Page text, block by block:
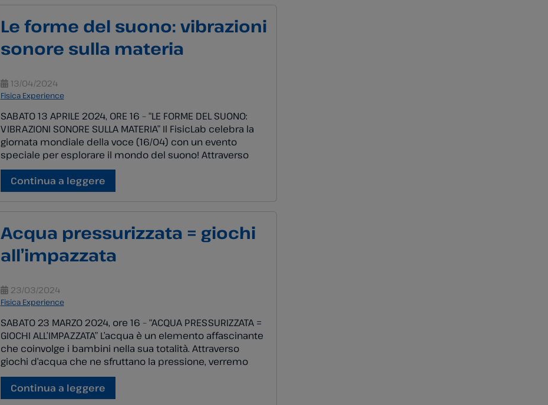
Le forme del suono: vibrazioni
sonore sulla materia
13/04/2024
Fisica Experience
SABATO 13 APRILE 2024, ORE 16 – “LE FORME DEL SUONO:
VIBRAZIONI SONORE SULLA MATERIA” Il FisicLab celebra la
giornata mondiale della voce (16/04) con un evento
speciale per esplorare il mondo del suono! Attraverso
esperimenti pratici e attività creative, i bambini avranno
l’opportunità di scoprire come la voce e altri strumenti
possono influenzare e […]
Continua a leggere
Acqua pressurizzata = giochi
all’impazzata
23/03/2024
Fisica Experience
SABATO 23 MARZO 2024, ore 16 – “ACQUA PRESSURIZZATA =
GIOCHI ALL’IMPAZZATA” L’acqua è un elemento affascinante
che coinvolge i bambini nella sua totalità. Attraverso
giochi d’acqua che ne sfruttano la pressione, verremo
guidati alla scoperta del suo comportamento… in modo
inaspettato e divertente! Adatto a bambini e ragazzi a
partire dai 7 ai […]
Continua a leggere